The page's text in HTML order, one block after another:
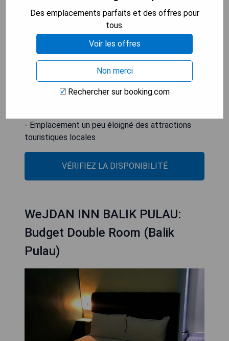
**Les avantages:**
- Jacuzzi privé dans les chambres
- Bel hôtel avec un design moderne
- Personnel amical et serviable
- Emplacement un peu éloigné des attractions
touristiques locales
VÉRIFIEZ LA DISPONIBILITÉ
WeJDAN INN BALIK PULAU:
Budget Double Room (Balik
Pulau)
Des emplacements parfaits et des offres pour
tous.
Voir les offres
Non merci
Rechercher sur booking.com